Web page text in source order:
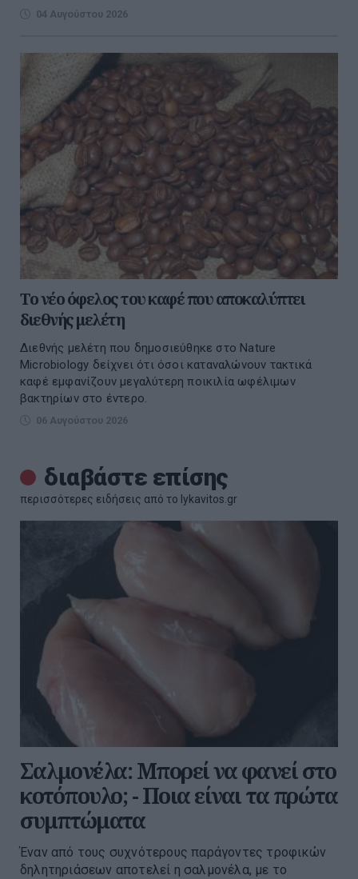
04 Αυγούστου 2026
Το νέο όφελος του καφέ που αποκαλύπτει
διεθνής μελέτη
Διεθνής μελέτη που δημοσιεύθηκε στο Nature
Microbiology δείχνει ότι όσοι καταναλώνουν τακτικά
καφέ εμφανίζουν μεγαλύτερη ποικιλία ωφέλιμων
βακτηρίων στο έντερο.
06 Αυγούστου 2026
διαβάστε επίσης
περισσότερες ειδήσεις από το lykavitos.gr
Σαλμονέλα: Μπορεί να φανεί στο
κοτόπουλο; - Ποια είναι τα πρώτα
συμπτώματα
Έναν από τους συχνότερους παράγοντες τροφικών
δηλητηριάσεων αποτελεί η σαλμονέλα, με το